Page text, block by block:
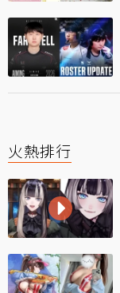
火熱排行